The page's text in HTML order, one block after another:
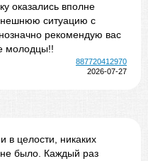
оказались вполне
ситуацию с
рекомендую вас
молодцы!!
887720412970
2026-07-27
в целости, никаких
было. Каждый раз